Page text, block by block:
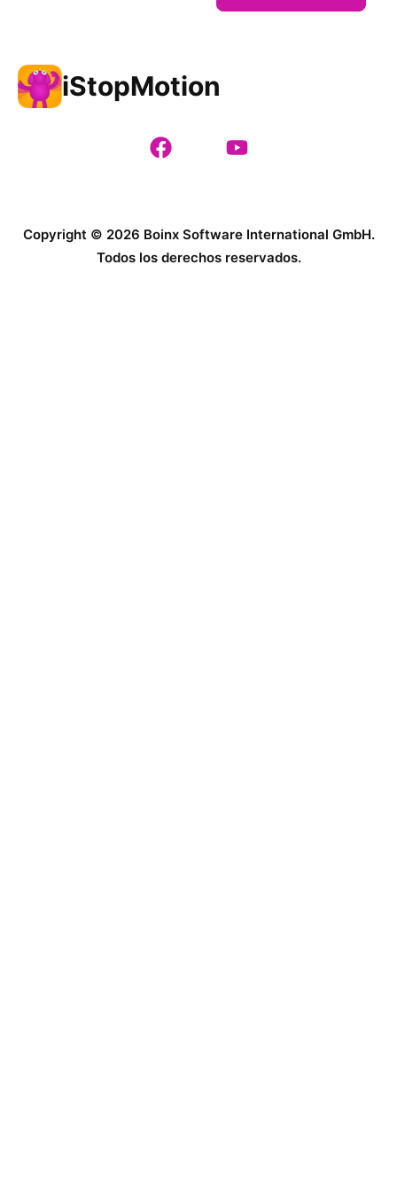
iStopMotion
Copyright © 2026 Boinx Software International GmbH.
Todos los derechos reservados.